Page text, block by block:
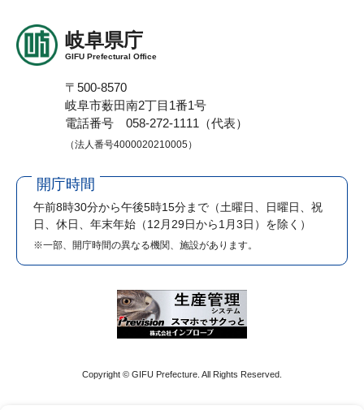
岐阜県庁
GIFU Prefectural Office
〒500-8570
岐阜市薮田南2丁目1番1号
電話番号 058-272-1111（代表）
（法人番号4000020210005）
開庁時間
午前8時30分から午後5時15分まで （土曜日、日曜日、祝
日、休日、年末年始（12月29日から1月3日）を除く）
※一部、開庁時間の異なる機関、施設があります。
Copyright © GIFU Prefecture. All Rights Reserved.